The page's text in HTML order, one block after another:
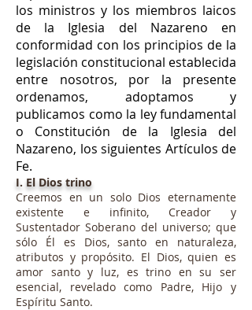
los ministros y los miembros laicos
de la Iglesia del Nazareno en
conformidad con los principios de la
legislación constitucional establecida
entre nosotros, por la presente
ordenamos, adoptamos y
publicamos como la ley fundamental
o Constitución de la Iglesia del
Nazareno, los siguientes Artículos de
Fe.
I. El Dios trino
Creemos en un solo Dios eternamente
existente e infinito, Creador y
Sustentador Soberano del universo; que
sólo Él es Dios, santo en naturaleza,
atributos y propósito. El Dios, quien es
amor santo y luz, es trino en su ser
esencial, revelado como Padre, Hijo y
Espíritu Santo.